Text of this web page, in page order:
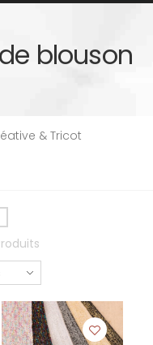
blouson
& Tricot